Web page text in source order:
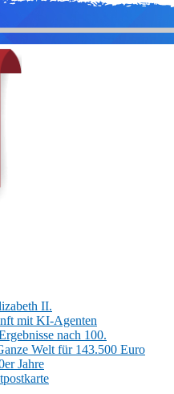
II.
mit KI-Agenten
nach 100.
Welt für 143.500 Euro
Jahre